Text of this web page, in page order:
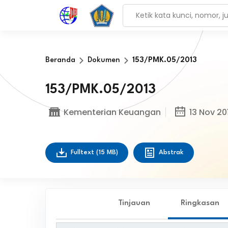
Beranda Dokumen 153/PMK.05/2013
153/PMK.05/2013
Kementerian Keuangan 13 Nov
Fulltext (15 MB) Abstrak
Tinjauan Ringkasan